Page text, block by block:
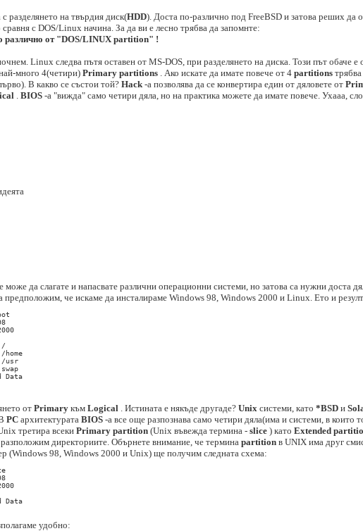
разделянето на твърдия диск(HDD). Доста по-различно под FreeBSD и затова реших да
с DOS/Linux начина. За да ви е лесно трябва да запомнте:
от "DOS/LINUX partition" !
Linux следва пътя оставен от MS-DOS, при разделянето на диска. Този път обаче е
много 4(четири)Primary partitions . Ако искате да имате повече от 4 partitions
В какво се състои той? Hack -a позволява да се конвертира един от дяловете от
BIOS -a "вижда" само четири дяла, но на практика можете да имате повече. Ухааа,
може да слагате и напасвате различни операционни системи, но затова са нужни доста
че искаме да инсталираме Windows 98, Windows 2000 и Linux. Ето и
/home
/usr
swap
Data
отPrimary към Logical . Истината е някъде другаде? Unix системи, като *BSD и
PC архитектурата BIOS -a все още разпознава само четири дяла(има и системи, в които
третира всеки Primary partition (Unix въвежда термина - slice ) като Extended
директориите. Обърнете внимание, че термина partition в UNIX има друг
(Windows 98, Windows 2000 и Unix) ще получим следната схема:
Data
удобно: